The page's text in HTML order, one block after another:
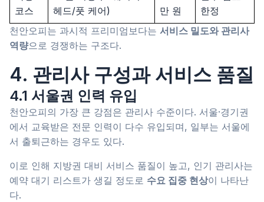
코스
헤드/풋 케어)
만 원
한정
천안오피는 과시적 프리미엄보다는 서비스 밀도와 관리사
역량으로 경쟁하는 구조다.
4. 관리사 구성과 서비스 품질
4.1 서울권 인력 유입
천안오피의 가장 큰 강점은 관리사 수준이다. 서울·경기권
에서 교육받은 전문 인력이 다수 유입되며, 일부는 서울에
서 출퇴근하는 경우도 있다.
이로 인해 지방권 대비 서비스 품질이 높고, 인기 관리사는
예약 대기 리스트가 생길 정도로 수요 집중 현상이 나타난
다.